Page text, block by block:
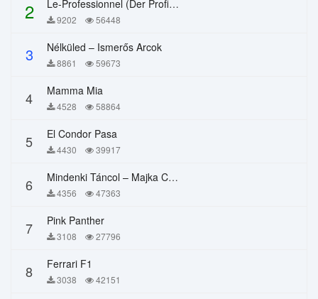
2 Le-Professionnel (Der Profi) – Chi Mai
9202 56448
3 Nélküled – Ismerős Arcok
8861 59673
4 Mamma Mia
4528 58864
5 El Condor Pasa
4430 39917
6 Mindenki Táncol – Majka Curtis, Péter Majoros
4356 47363
7 Pink Panther
3108 27796
8 Ferrari F1
3038 42151